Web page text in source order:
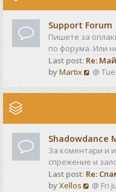
Support Forum
Пишете за
по форума. Или
Last post: Re:
byMartix
V
e
e
l
a
t
e
@
Shadowdance
За коментари и
спрежение и
Last post: Re:
byXellos
V@ Fri